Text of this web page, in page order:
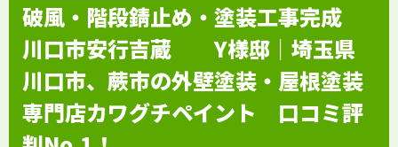
破風・階段錆止め・塗装工事完成
川口市安行吉蔵 Y様邸｜埼玉県
川口市、蕨市の外壁塗装・屋根塗装
専門店カワグチペイント 口コミ評